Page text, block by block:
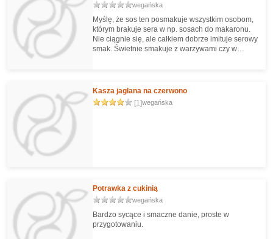
wegańska
Myślę, że sos ten posmakuje wszystkim osobom,
którym brakuje sera w np. sosach do makaronu.
Nie ciągnie się, ale całkiem dobrze imituje serowy
smak. Świetnie smakuje z warzywami czy w
Kasza jaglana na czerwono
[1]wegańska
Potrawka z cukinią
wegańska
Bardzo sycące i smaczne danie, proste w
przygotowaniu.